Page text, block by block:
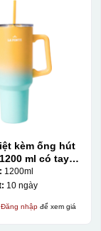
lò nung và
1 nền màu
và biến mất để
link="file"
kèm ống hút
1200ml
10 ngày
Đăng nhậpđể xem giá